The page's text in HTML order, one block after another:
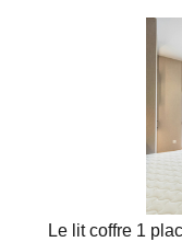
Le lit coffre 1